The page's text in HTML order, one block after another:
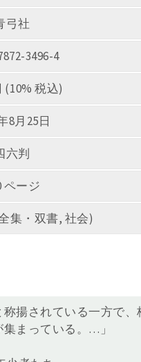
弓社
3496-4
(10% 税込)
8月25日
六判
ページ
集・双書, 社会)
揚されている一方で、
まっている。…」